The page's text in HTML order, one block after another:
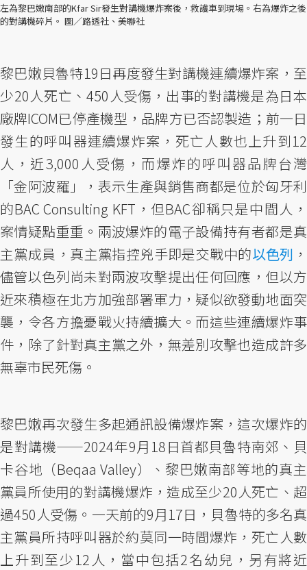
左為黎巴嫩南部的Kfar Sir發生對講機爆炸案後，救護車到現場。右為爆炸之後
的對講機碎片。 圖／路透社、美聯社
黎巴嫩貝魯特19日再度發生對講機連續爆炸案，至
少20人死亡、450人受傷，出事的對講機是為日本
廠牌ICOM已停產機型，品牌方已否認製造；前一日
發生的呼叫器連續爆炸案，死亡人數也上升到12
人，近3,000人受傷，而爆炸的呼叫器品牌台灣
「金阿波羅」，表示生產與銷售商都是位於匈牙利
的BAC Consulting KFT，但BAC卻稱只是中間人，
案情疑點重重。兩波爆炸的電子設備持有者都是真
主黨成員，真主黨指控兇手即是交戰中的以色列 ，
儘管以色列尚未對兩波攻擊提出任何回應，但以方
近來積極在北方加強部署軍力，疑似欲發動地面突
襲，令各方擔憂戰火持續擴大。而這些連續爆炸事
件，除了針對真主黨之外，無差別攻擊也造成許多
無辜市民死傷。
黎巴嫩再次發生多起通訊設備爆炸案，這次爆炸的
是對講機——2024年9月18日首都貝魯特南郊、貝
卡谷地（Beqaa Valley）、黎巴嫩南部等地的真主
黨員所使用的對講機爆炸，造成至少20人死亡、超
過450人受傷。一天前的9月17日，貝魯特的多名真
主黨員所持呼叫器於約莫同一時間爆炸，死亡人數
上升到至少12人，當中包括2名幼兒，另有將近